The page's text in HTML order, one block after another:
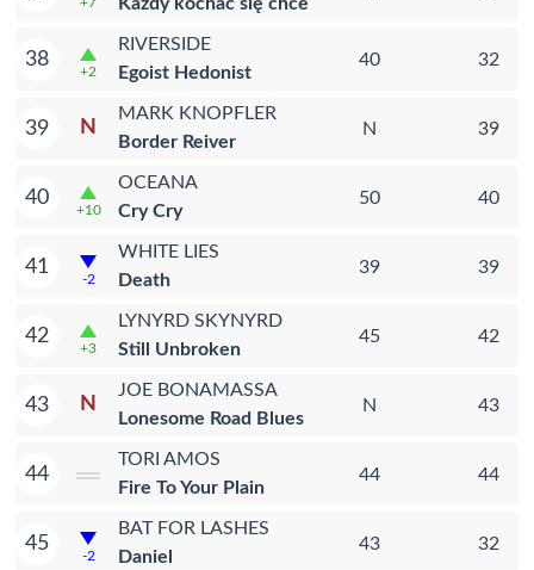
38
+2
RIVERSIDE
Egoist Hedonist
40 32
39 N
MARK KNOPFLER
Border Reiver
N 39
40
+10
OCEANA
Cry Cry
50 40
41
-2
WHITE LIES
Death
39 39
42
+3
LYNYRD SKYNYRD
Still Unbroken
45 42
43 N
JOE BONAMASSA
Lonesome Road Blues
N 43
44
TORI AMOS
Fire To Your Plain
44 44
45
-2
BAT FOR LASHES
Daniel
43 32